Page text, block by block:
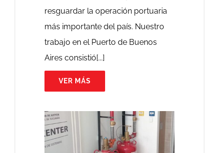
resguardar la operación portuaria
más importante del país. Nuestro
trabajo en el Puerto de Buenos
Aires consistió[...]
VER MÁS